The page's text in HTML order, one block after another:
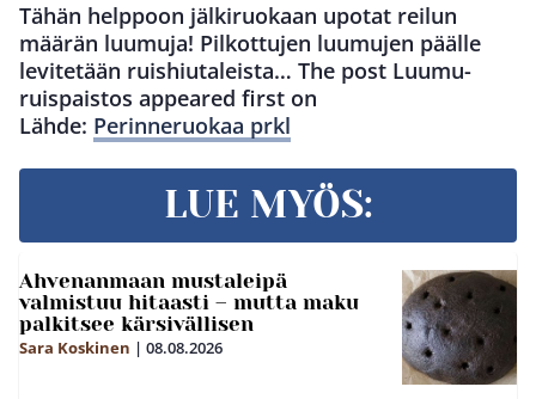
Tähän helppoon jälkiruokaan upotat reilun
määrän luumuja! Pilkottujen luumujen päälle
levitetään ruishiutaleista… The post Luumu-
ruispaistos appeared first on
Lähde: Perinneruokaa prkl
LUE MYÖS:
Ahvenanmaan mustaleipä
valmistuu hitaasti – mutta maku
palkitsee kärsivällisen
Sara Koskinen | 08.08.2026